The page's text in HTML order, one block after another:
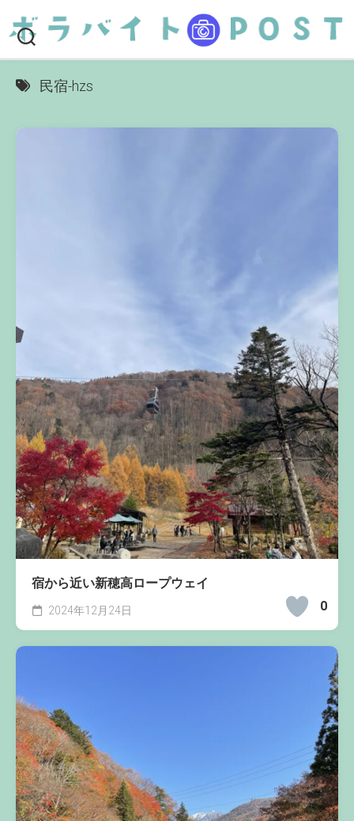
content
民宿-hzs
宿から近い新穂高ロープウェイ
0
2024年12月24日